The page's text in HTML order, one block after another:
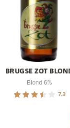
BRUGSE ZOT
Blond 6%
7.3